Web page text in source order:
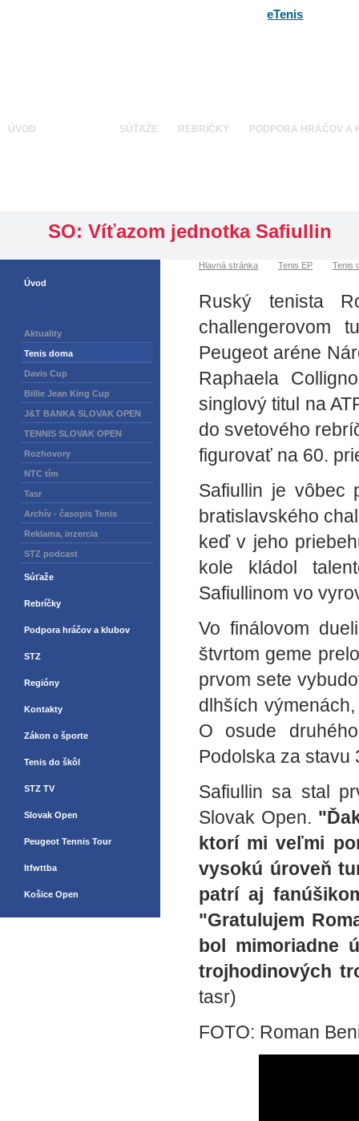
SO: Víťazom jednotka Safiullin
Hlavná stránka Tenis EP Tenis
Ruský tenista
challengerovom
Peugeot aréne
Raphaela
singlový titul na
do svetového
figurovať na 60.
Safiullin je vôbec
bratislavského
keď v jeho
kole kládol
Safiullinom vo
Vo finálovom
štvrtom geme
prvom sete
dlhších
O osude
Podolska za stavu
Safiullin sa stal
Slovak Open.
ktorí mi veľmi
vysokú úroveň
patrí aj
"Gratulujem
bol mimoriadne
trojhodinových
tasr)
FOTO: Roman
Úvod
Aktuality
Tenis doma
Davis Cup
Billie Jean King Cup
J&T BANKA SLOVAK OPEN
TENNIS SLOVAK OPEN
Rozhovory
NTC tím
Tasr
Archív - časopis Tenis
Reklama, inzercia
STZ podcast
Súťaže
Rebríčky
Podpora hráčov a klubov
STZ
Regióny
Kontakty
Zákon o športe
Tenis do škôl
STZ TV
Slovak Open
Peugeot Tennis Tour
Itfwttba
Košice Open
eTenis
ÚVOD SÚŤAŽE REBRÍČKY PODPORA HRÁČOV A